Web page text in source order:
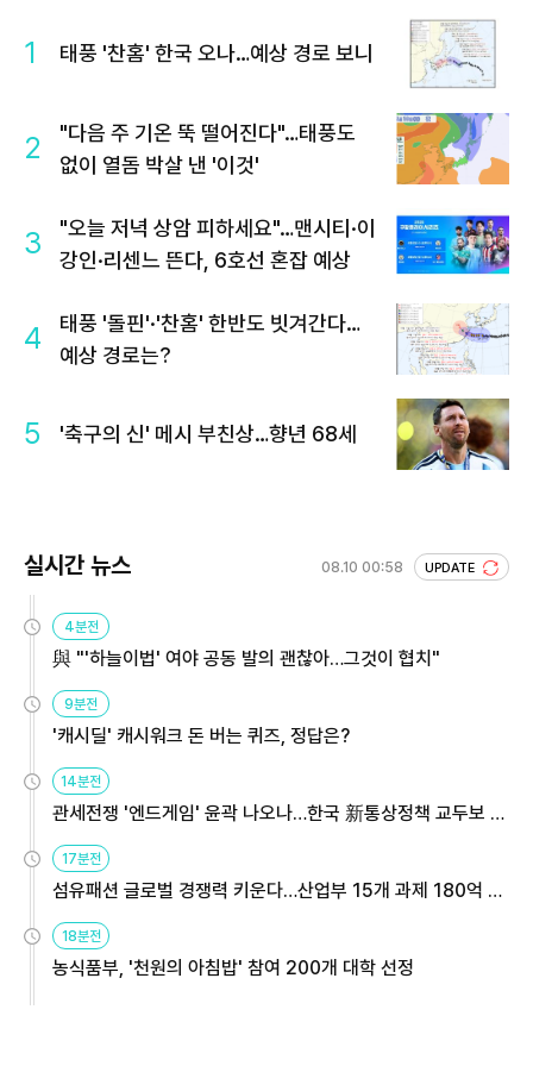
1 태풍 '찬홈' 한국 오나…예상 경로 보니
2
"다음 주 기온 뚝 떨어진다"…태풍도
없이 열돔 박살 낸 '이것'
3
"오늘 저녁 상암 피하세요"…맨시티·이
강인·리센느 뜬다, 6호선 혼잡 예상
4
태풍 '돌핀'·'찬홈' 한반도 빗겨간다…
예상 경로는?
5 '축구의 신' 메시 부친상…향년 68세
실시간 뉴스 08.10 00:58 UPDATE
4분전
與 "'하늘이법' 여야 공동 발의 괜찮아…그것이 협치"
9분전
'캐시딜' 캐시워크 돈 버는 퀴즈, 정답은?
14분전
관세전쟁 '엔드게임' 윤곽 나오나…한국 新통상정책 교두보 활
용해야
17분전
섬유패션 글로벌 경쟁력 키운다…산업부 15개 과제 180억 지
원
18분전
농식품부, '천원의 아침밥' 참여 200개 대학 선정